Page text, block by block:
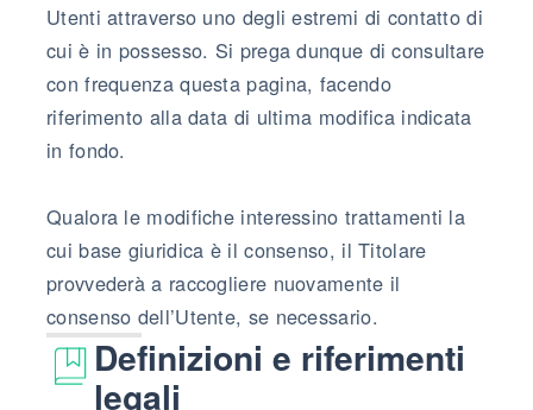
Utenti attraverso uno degli estremi di contatto di
cui è in possesso. Si prega dunque di consultare
con frequenza questa pagina, facendo
riferimento alla data di ultima modifica indicata
in fondo.
Qualora le modifiche interessino trattamenti la
cui base giuridica è il consenso, il Titolare
provvederà a raccogliere nuovamente il
consenso dell’Utente, se necessario.
Definizioni e riferimenti
legali